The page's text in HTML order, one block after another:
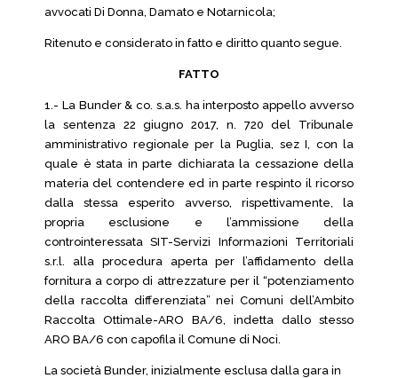
avvocati Di Donna, Damato e Notarnicola;
Ritenuto e considerato in fatto e diritto quanto segue.
FATTO
1.- La Bunder & co. s.a.s. ha interposto appello avverso
la sentenza 22 giugno 2017, n. 720 del Tribunale
amministrativo regionale per la Puglia, sez I, con la
quale è stata in parte dichiarata la cessazione della
materia del contendere ed in parte respinto il ricorso
dalla stessa esperito avverso, rispettivamente, la
propria esclusione e l’ammissione della
controinteressata SIT-Servizi Informazioni Territoriali
s.r.l. alla procedura aperta per l’affidamento della
fornitura a corpo di attrezzature per il “potenziamento
della raccolta differenziata” nei Comuni dell’Ambito
Raccolta Ottimale-ARO BA/6, indetta dallo stesso
ARO BA/6 con capofila il Comune di Noci.
La società Bunder, inizialmente esclusa dalla gara in